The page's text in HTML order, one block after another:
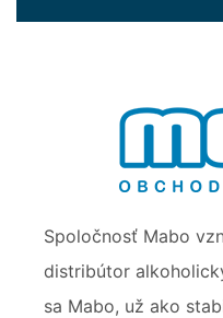
Spoločnosť Mabo
distribútor
sa Mabo, už ako